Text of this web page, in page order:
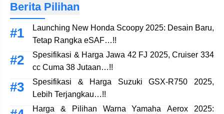
Berita Pilihan
Launching New Honda Scoopy 2025: Desain Baru,
Tetap Rangka eSAF…!!
Spesifikasi & Harga Jawa 42 FJ 2025, Cruiser 334
cc Cuma 38 Jutaan…!!
Spesifikasi & Harga Suzuki GSX-R750 2025,
Lebih Terjangkau…!!
Harga & Pilihan Warna Yamaha Aerox 2025: